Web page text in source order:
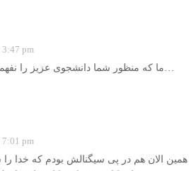
3:47 pm
lما که منظور شما دانشجوی عزیز را نفهمیدیم. خدا شفا بده…
7:01 pm
همين الان هم در پی سيگنالش بودم که خدا